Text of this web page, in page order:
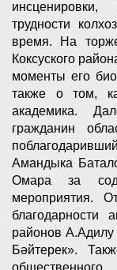
трудности
время. На
Коксуского
моменты его
также о том,
академика.
гражданин
Амандыка
Омара за
мероприятия.
благодарности
районов
Бәйтерек».